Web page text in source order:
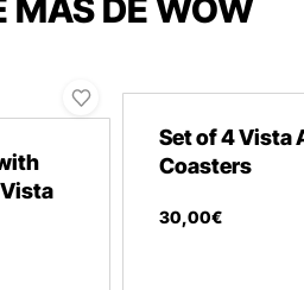
MÁS DE WOW
Set of 4 Vista
Coasters
30,00€